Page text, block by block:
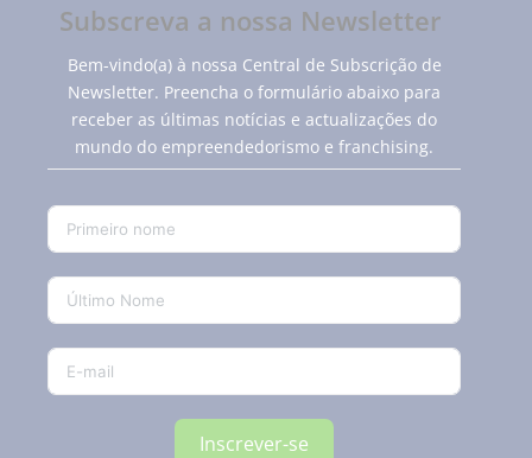
Subscreva a nossa Newsletter
Bem-vindo(a) à nossa Central de Subscrição de
Newsletter. Preencha o formulário abaixo para
receber as últimas notícias e actualizações do
mundo do empreendedorismo e franchising.
Inscrever-se